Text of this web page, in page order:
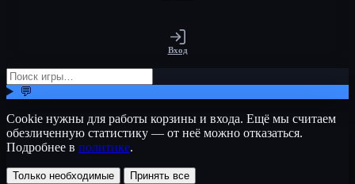
Вход
💬
Cookie нужны для работы корзины и входа. Ещё мы считаем
обезличенную статистику — от неё можно отказаться.
Подробнее в политике.
Только необходимые Принять все